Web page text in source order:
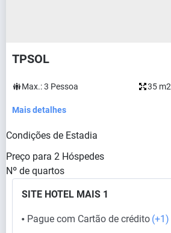
TPSOL
Max.:3 Pessoa 35 m2
Mais detalhes
Condições de Estadia
Preço para 2 Hóspedes
Nº de quartos
SITE HOTEL MAIS 1
⬤ Pague com Cartão de crédito (+1)